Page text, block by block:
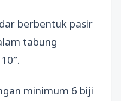
berbentuk pasir
tabung
minimum 6 biji